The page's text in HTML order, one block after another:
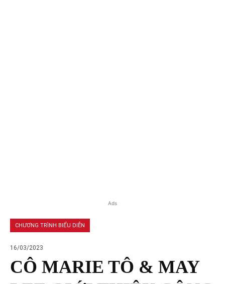
Ads
CHƯƠNG TRÌNH BIỂU DIỄN
16/03/2023
CÔ MARIE TÔ & MAY